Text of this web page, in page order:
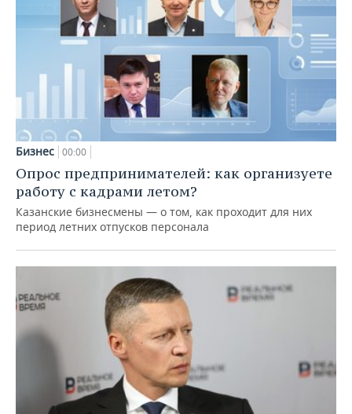
Бизнес 00:00
Опрос предпринимателей: как организуете
работу с кадрами летом?
Казанские бизнесмены — о том, как проходит для них
период летних отпусков персонала